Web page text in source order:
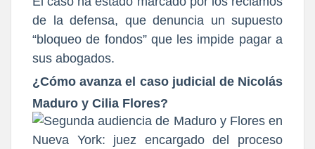
de la defensa, que denuncia un supuesto
“bloqueo de fondos” que les impide pagar a
sus abogados.
¿Cómo avanza el caso judicial de Nicolás
Maduro y Cilia Flores?